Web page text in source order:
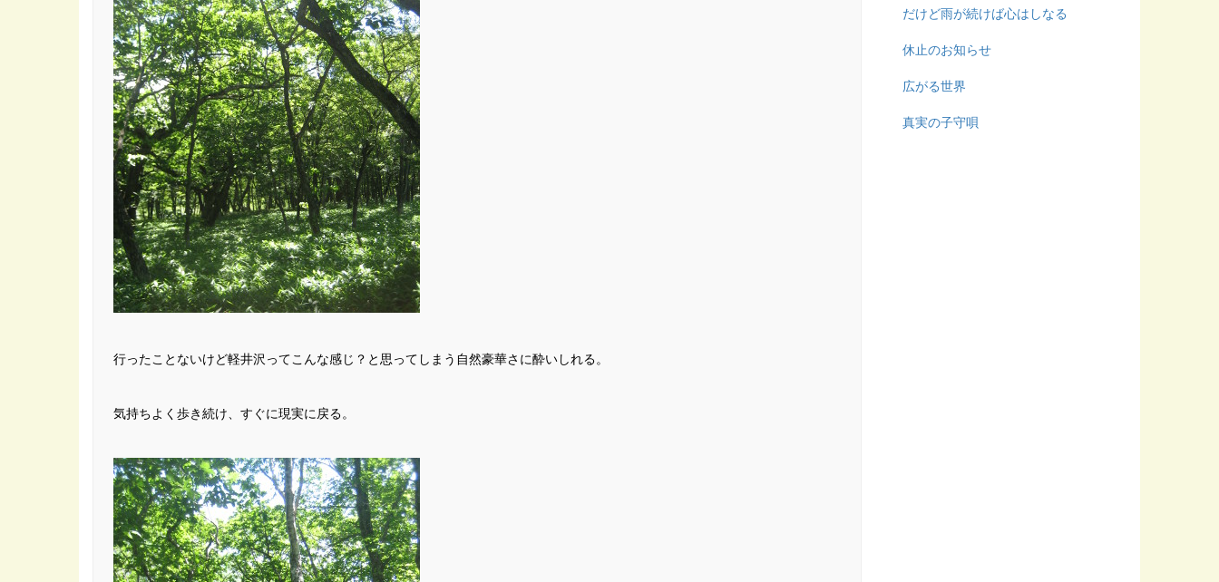
行ったことないけど軽井沢ってこんな感じ？と思ってしまう自然豪華さに酔いしれる。
気持ちよく歩き続け、すぐに現実に戻る。
だけど雨が続けば心はしなる
休止のお知らせ
広がる世界
真実の子守唄